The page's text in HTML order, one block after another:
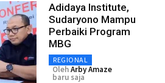
Adidaya Institute,
Sudaryono Mampu
Perbaiki Program
MBG
REGIONAL
OlehArby Amaze
baru saja